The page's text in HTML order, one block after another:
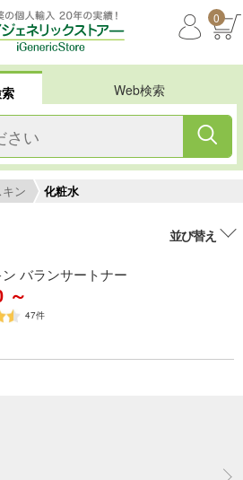
0
Web検索
ン 化粧水
並び替え
バランサートナー
～
47件